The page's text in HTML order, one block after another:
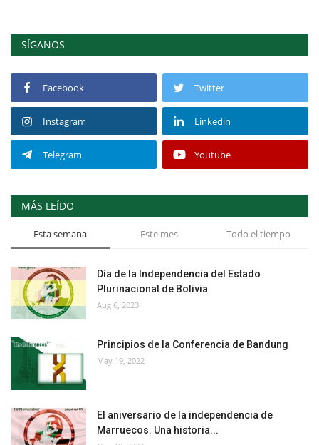
SÍGANOS
Facebook Twitter
Instagram Linkedin
Telegram Youtube
MÁS LEÍDO
Esta semana Este mes Todo el tiempo
Día de la Independencia del Estado
Plurinacional de Bolivia
Aug 6, 2023
Principios de la Conferencia de Bandung
May 19, 2022
El aniversario de la independencia de
Marruecos. Una historia...